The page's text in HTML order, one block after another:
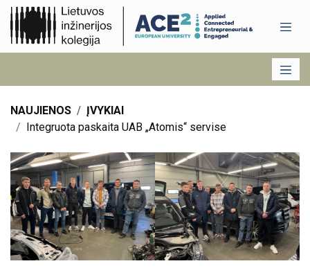
NAUJIENOS
ĮVYKIAI
Integruota paskaita UAB „Atomis“ servise